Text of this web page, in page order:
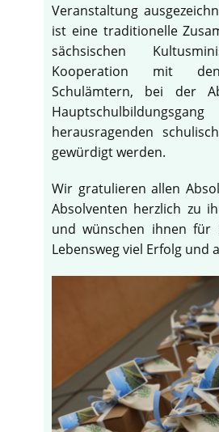
Veranstaltung
ist eine traditionelle
sächsischen
Kooperation mit
Schulämtern, bei der
herausragenden
gewürdigt werden.
Wir gratulieren allen
Absolventen herzlich zu
und wünschen ihnen für
Lebensweg viel Erfolg und